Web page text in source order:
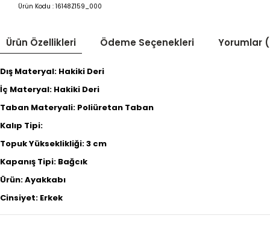
Ürün Kodu : 16148Z159_000
Ürün Özellikleri Ödeme Seçenekleri Yorumlar
Dış Materyal: Hakiki Deri
İç Materyal: Hakiki Deri
Taban Materyali: Poliüretan Taban
Kalıp Tipi:
Topuk Yükseklikliği: 3 cm
Kapanış Tipi: Bağcık
Ürün: Ayakkabı
Cinsiyet: Erkek